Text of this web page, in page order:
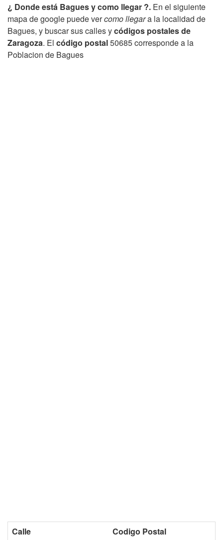
¿ Donde está Bagues y como llegar ?. En el siguiente
mapa de google puede vercomo llegara la localidad de
Bagues, y buscar sus calles ycódigos postales de
Zaragoza. El código postal50685 corresponde a la
Poblacion de Bagues
Calle Codigo Postal